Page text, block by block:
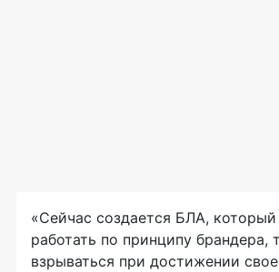
«Сейчас создается БЛА, который
работать по принципу брандера,
взрываться при достижении